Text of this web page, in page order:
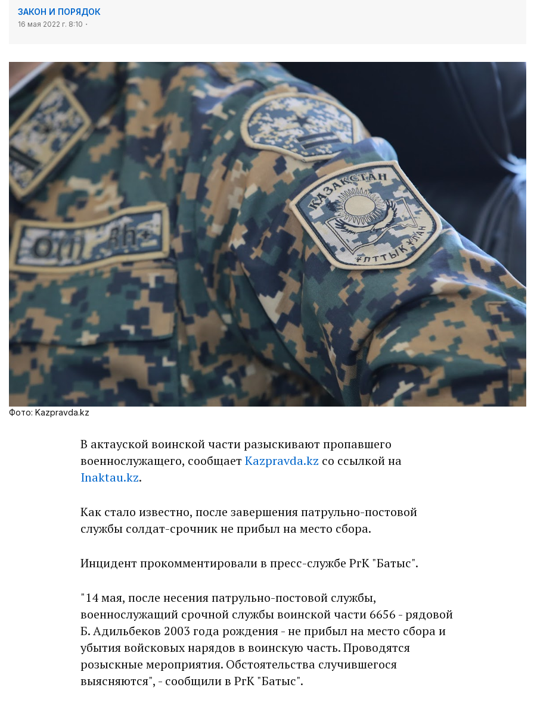
ЗАКОН И ПОРЯДОК
16 мая 2022 г. 8:10
Фото: Kazpravda.kz
В актауской воинской части разыскивают пропавшего
военнослужащего, сообщает Kazpravda.kz со ссылкой на
Inaktau.kz.
Как стало известно, после завершения патрульно-постовой
службы солдат-срочник не прибыл на место сбора.
Инцидент прокомментировали в пресс-службе РгК "Батыс".
"14 мая, после несения патрульно-постовой службы,
военнослужащий срочной службы воинской части 6656 - рядовой
Б. Адильбеков 2003 года рождения - не прибыл на место сбора и
убытия войсковых нарядов в воинскую часть. Проводятся
розыскные мероприятия. Обстоятельства случившегося
выясняются", - сообщили в РгК "Батыс".